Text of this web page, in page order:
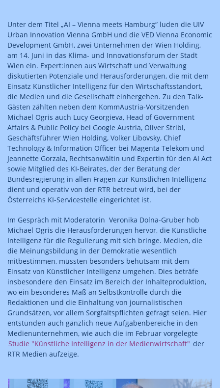
Unter dem Titel „AI – Vienna meets Hamburg“ luden die UIV
Urban Innovation Vienna GmbH und die VED Vienna Economic
Development GmbH, zwei Unternehmen der Wien Holding,
am 14. Juni in das Klima- und Innovationsforum der Stadt
Wien ein. Expert:innen aus Wirtschaft und Verwaltung
diskutierten Potenziale und Herausforderungen, die mit dem
Einsatz Künstlicher Intelligenz für den Wirtschaftsstandort,
die Medien und die Gesellschaft einhergehen. Zu den Talk-
Gästen zählten neben dem KommAustria-Vorsitzenden
Michael Ogris auch Lucy Georgieva, Head of Government
Affairs & Public Policy bei Google Austria, Oliver Stribl,
Geschäftsführer Wien Holding, Volker Libovsky, Chief
Technology & Information Officer bei Magenta Telekom und
Jeannette Gorzala, Rechtsanwältin und Expertin für den AI Act
sowie Mitglied des KI-Beirates, der der Beratung der
Bundesregierung in allen Fragen zur Künstlichen Intelligenz
dient und operativ von der RTR betreut wird, bei der
Österreichs KI-Servicestelle eingerichtet ist.
Im Gespräch mit Moderatorin Veronika Dolna-Gruber hob
Michael Ogris die Herausforderungen hervor, die Künstliche
Intelligenz für die Regulierung mit sich bringe. Medien, die
die Meinungsbildung in der Demokratie wesentlich
mitbestimmen, müssten besonders behutsam mit dem
Einsatz von Künstlicher Intelligenz umgehen. Dies beträfe
insbesondere den Einsatz im Bereich der Inhalteproduktion,
wo ein besonderes Maß an Selbstkontrolle durch die
Redaktionen und die Einhaltung von journalistischen
Grundsätzen, vor allem Sorgfaltspflichten gefragt seien. Hier
entstünden auch gänzlich neue Aufgabenbereiche in den
Medienunternehmen, wie auch die im Februar vorgelegte
Studie "Künstliche Intelligenz in der Medienwirtschaft" der
RTR Medien aufzeige.